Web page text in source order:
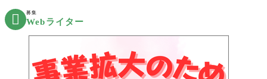
 募集
Webライター